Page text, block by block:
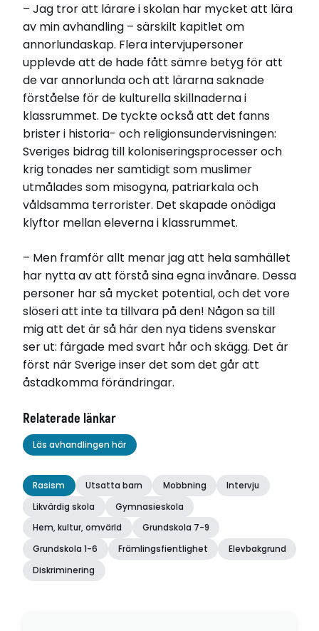
– Jag tror att lärare i skolan har mycket att lära
av min avhandling – särskilt kapitlet om
annorlundaskap. Flera intervjupersoner
upplevde att de hade fått sämre betyg för att
de var annorlunda och att lärarna saknade
förståelse för de kulturella skillnaderna i
klassrummet. De tyckte också att det fanns
brister i historia- och religionsundervisningen:
Sveriges bidrag till koloniseringsprocesser och
krig tonades ner samtidigt som muslimer
utmålades som misogyna, patriarkala och
våldsamma terrorister. Det skapade onödiga
klyftor mellan eleverna i klassrummet.
– Men framför allt menar jag att hela samhället
har nytta av att förstå sina egna invånare. Dessa
personer har så mycket potential, och det vore
slöseri att inte ta tillvara på den! Någon sa till
mig att det är så här den nya tidens svenskar
ser ut: färgade med svart hår och skägg. Det är
först när Sverige inser det som det går att
åstadkomma förändringar.
Relaterade länkar
Läs avhandlingen här
Rasism Utsatta barn Mobbning
Intervju
Likvärdig skola
Gymnasieskola
Hem, kultur, omvärld
Grundskola 7-9
Grundskola 1-6
Främlingsfientlighet
Elevbakgrund
Diskriminering